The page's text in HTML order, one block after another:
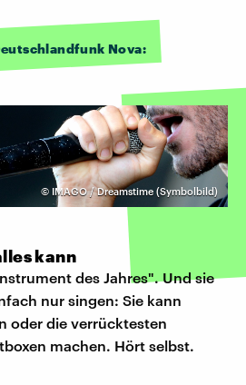
Nova:
© IMAGO / Dreamstime (Symbolbild)
kann
des Jahres". Und sie
nur singen: Sie kann
oder die verrücktesten
machen. Hört selbst.